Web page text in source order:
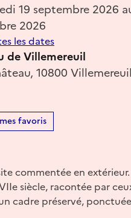
19 septembre 2026
2026
les dates
de Villemereuil
10800
favoris
commentée en extérieur.
siècle, racontée par
cadre préservé, ponctuée